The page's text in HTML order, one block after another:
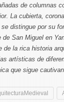
de columnas
La cubierta,
distingue por su
de San Miguel en
de la rica historia
artísticas de
que sigue